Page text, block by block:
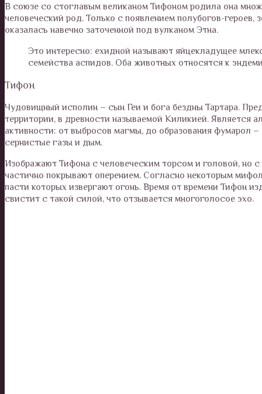
В союзе со стоглавым великаном Тифоном родила она
человеческий род. Только с появлением полубогов-
оказалась навечно заточенной под вулканом Этна.
Это интересно: ехидной называют яйцекладущее
семейства аспидов. Оба животных относятся к
Тифон
Чудовищный исполин – сын Геи и бога бездны Тартара.
территории, в древности называемой Киликией. Является
активности: от выбросов магмы, до образования фумарол
сернистые газы и дым.
Изображают Тифона с человеческим торсом и головой, но
частично покрывают оперением. Согласно некоторым
пасти которых извергают огонь. Время от времени Тифон
свистит с такой силой, что отзывается многоголосое эхо.